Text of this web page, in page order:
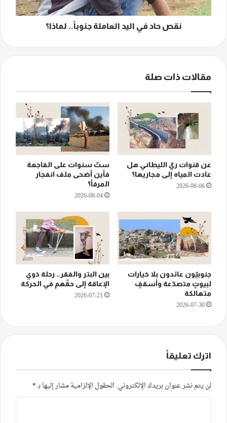
نقص حاد في اليد العاملة جنوباً.. لماذا؟
مقالات ذات صلة
عن قنوات ريّ الليطاني هل
عادت المياه إلى مجاريها؟
2026-08-06
ستّ سنوات على الفاجعة
فأين أضحى ملف انفجار
المرفأ؟
2026-08-04
جنوبيّون عائدون بلا خيارات
لبيوتٍ متصدّعة وأسقفٍ
متهالكة
2026-07-30
بين البتر والفقر.. رحلة ذوي
الإعاقة إلى حقّهم في الحركة
2026-07-21
اترك تعليقاً
لن يتم نشر عنوان بريدك الإلكتروني. الحقول الإلزامية مشار إليها بـ*